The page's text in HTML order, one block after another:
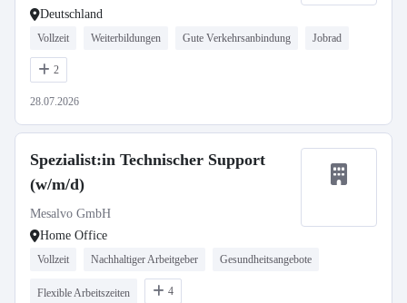
Deutschland
Vollzeit Weiterbildungen Gute Verkehrsanbindung Jobrad
2
28.07.2026
Spezialist:in Technischer Support
(w/m/d)
Mesalvo GmbH
Home Office
Vollzeit Nachhaltiger Arbeitgeber Gesundheitsangebote
Flexible Arbeitszeiten 4